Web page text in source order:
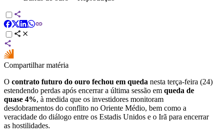
Compartilhar matéria
O contrato futuro do ouro fechou em queda nesta terça-feira (24)
estendendo perdas após encerrar a última sessão em queda de
quase 4%, à medida que os investidores monitoram
desdobramentos do conflito no Oriente Médio, bem como a
veracidade do diálogo entre os Estadis Unidos e o Irã para encerrar
as hostilidades.